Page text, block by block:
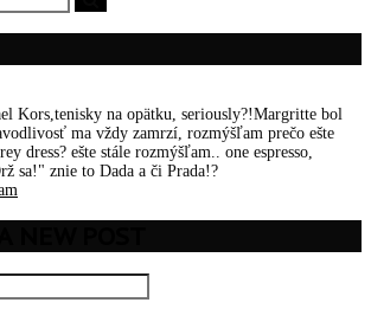
Kors,tenisky na opätku, seriously?!Margritte bol
ma vždy zamrzí, rozmýšľam prečo ešte
dress? ešte stále rozmýšľam.. one espresso,
sa!" znie to Dada a či Prada!?